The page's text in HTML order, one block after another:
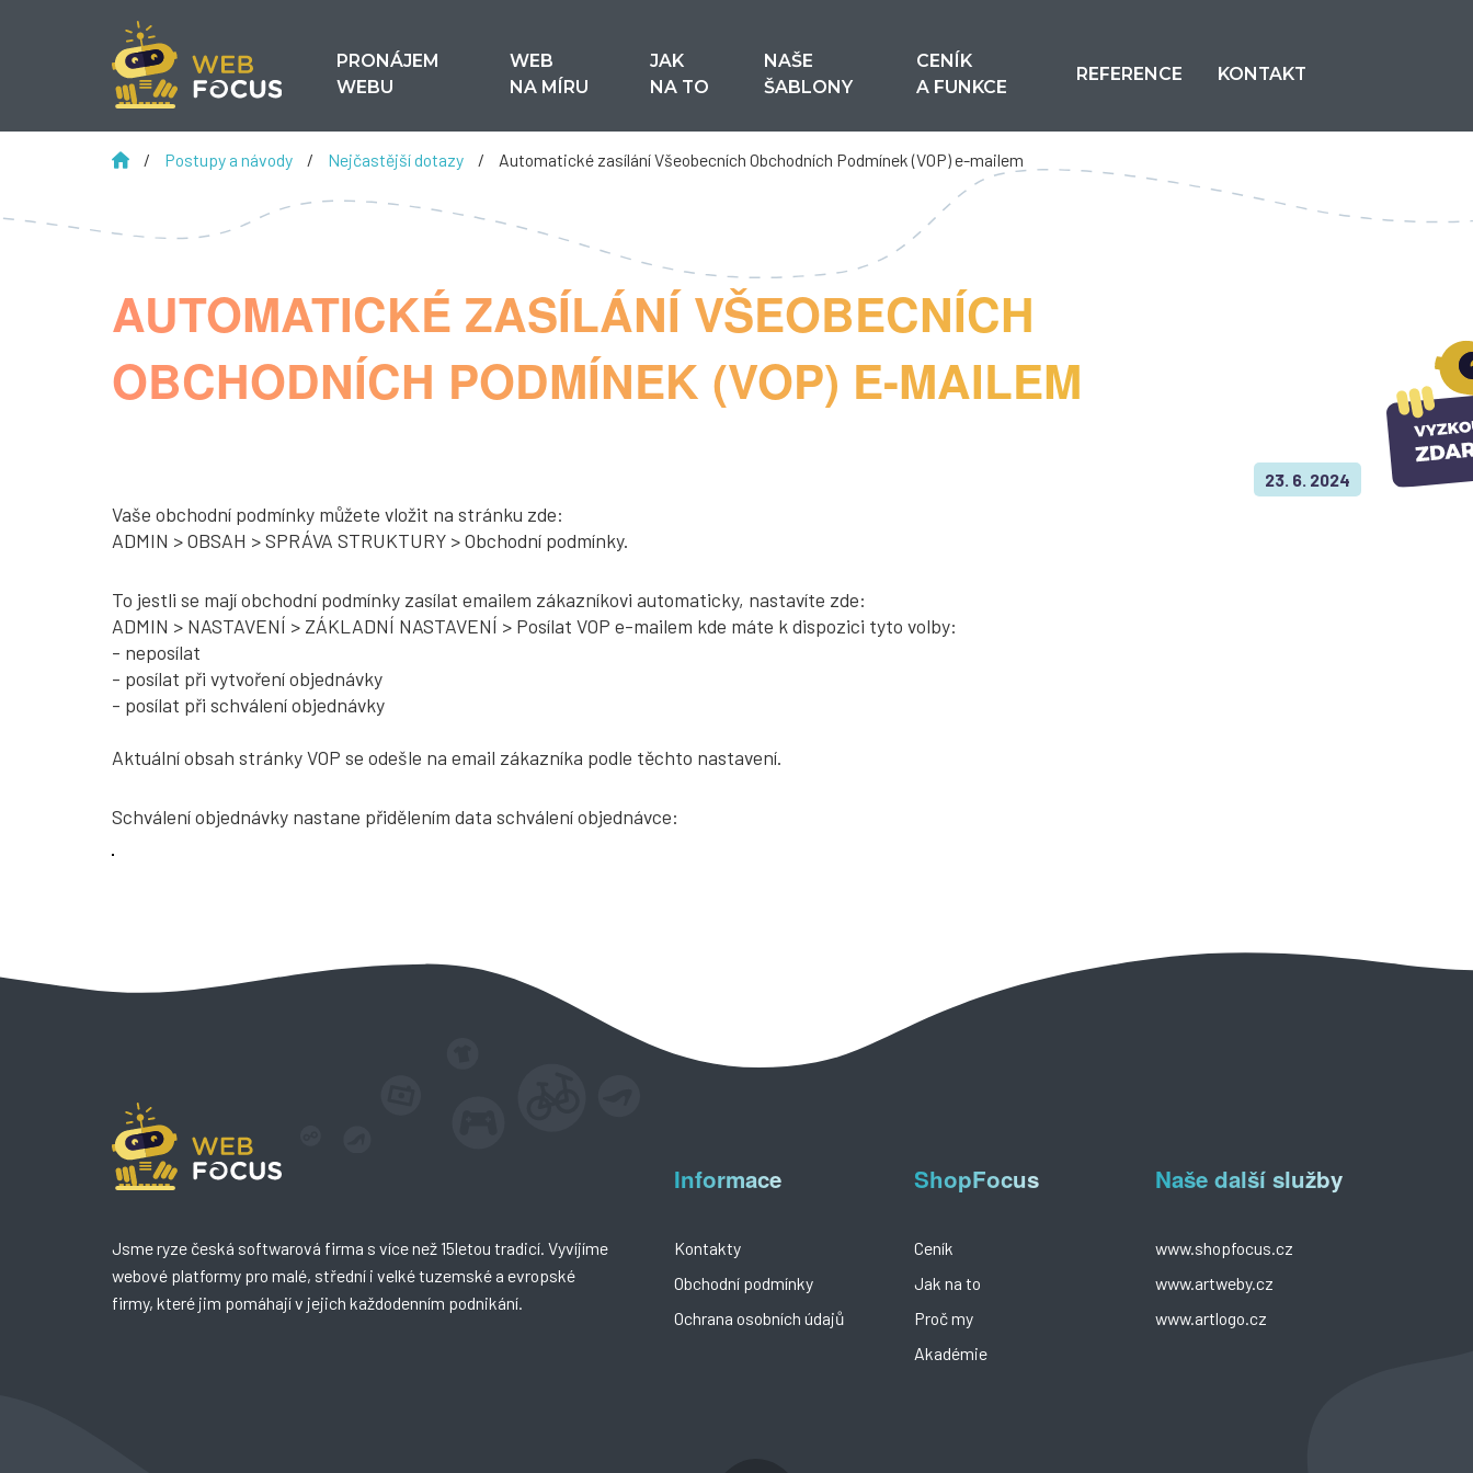
PRONÁJEM
WEBU
WEB
NA MÍRU
JAK
NA TO
NAŠE
ŠABLONY
CENÍK
A FUNKCE
REFERENCE KONTAKT
AUTOMATICKÉ ZASÍLÁNÍ VŠEOBECNÍCH
OBCHODNÍCH PODMÍNEK (VOP) E-MAILEM
/ Postupy a návody / Nejčastější dotazy / Automatické zasílání Všeobecních Obchodních Podmínek (VOP) e-mailem
23. 6. 2024
Vaše obchodní podmínky můžete vložit na stránku zde:
ADMIN > OBSAH > SPRÁVA STRUKTURY > Obchodní podmínky.
To jestli se mají obchodní podmínky zasílat emailem zákazníkovi automaticky, nastavíte zde:
ADMIN > NASTAVENÍ > ZÁKLADNÍ NASTAVENÍ > Posílat VOP e-mailem kde máte k dispozici tyto volby:
- neposílat
- posílat při vytvoření objednávky
- posílat při schválení objednávky
Aktuální obsah stránky VOP se odešle na email zákazníka podle těchto nastavení.
Schválení objednávky nastane přidělením data schválení objednávce:
Jsme ryze česká softwarová firma s více než 15letou tradicí. Vyvíjíme
webové platformy pro malé, střední i velké tuzemské a evropské
firmy, které jim pomáhají v jejich každodenním podnikání.
Informace
Kontakty
Obchodní podmínky
Ochrana osobních údajů
ShopFocus
Ceník
Jak na to
Proč my
Akadémie
Naše další služby
www.shopfocus.cz
www.artweby.cz
www.artlogo.cz